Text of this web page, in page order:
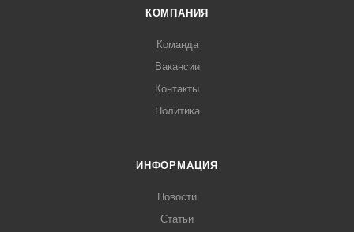
КОМПАНИЯ
Команда
Вакансии
Контакты
Политика
ИНФОРМАЦИЯ
Новости
Статьи